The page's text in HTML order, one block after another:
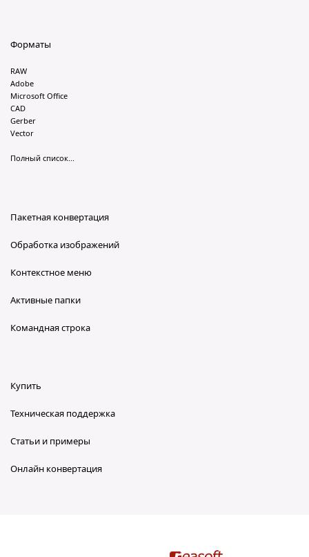
Форматы
RAW
Adobe
Microsoft Office
CAD
Gerber
Vector
Полный список...
Пакетная конвертация
Обработка изображений
Контекстное меню
Активные папки
Командная строка
Купить
Техническая поддержка
Статьи и примеры
Онлайн конвертация